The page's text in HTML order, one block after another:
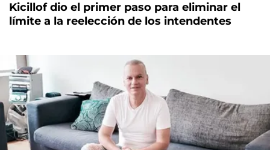
Kicillof dio el primer paso para eliminar el
límite a la reelección de los intendentes